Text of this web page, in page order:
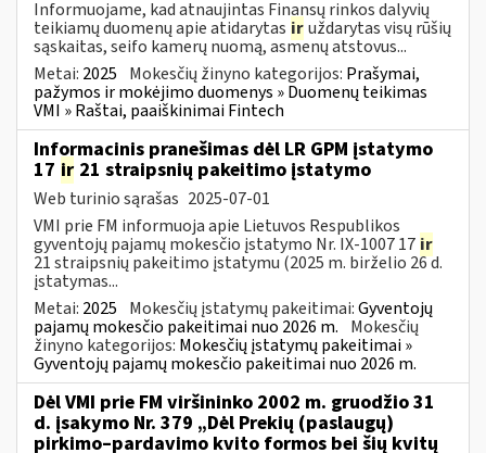
Informuojame, kad atnaujintas Finansų rinkos dalyvių
teikiamų duomenų apie atidarytas iruždarytas visų rūšių
sąskaitas, seifo kamerų nuomą, asmenų atstovus...
Metai: 2025 Mokesčių žinyno kategorijos: Prašymai,
pažymos ir mokėjimo duomenys » Duomenų teikimas
VMI » Raštai, paaiškinimai Fintech
Informacinis pranešimas dėl LR GPM įstatymo
17 ir 21 straipsnių pakeitimo įstatymo
Web turinio sąrašas 2025-07-01
VMI prie FM informuoja apie Lietuvos Respublikos
gyventojų pajamų mokesčio įstatymo Nr. IX-1007 17 ir
21 straipsnių pakeitimo įstatymu (2025 m. birželio 26 d.
įstatymas...
Metai: 2025 Mokesčių įstatymų pakeitimai:Gyventojų
pajamų mokesčio pakeitimai nuo 2026 m. Mokesčių
žinyno kategorijos: Mokesčių įstatymų pakeitimai »
Gyventojų pajamų mokesčio pakeitimai nuo 2026 m.
Dėl VMI prie FM viršininko 2002 m. gruodžio 31
d. įsakymo Nr. 379 „Dėl Prekių (paslaugų)
pirkimo–pardavimo kvito formos bei šių kvitų